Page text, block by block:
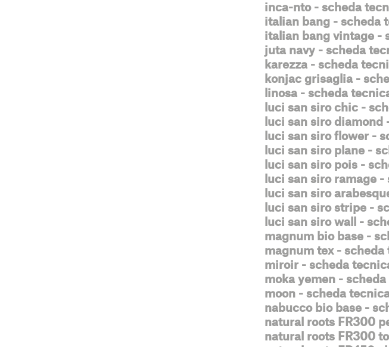
inca-nto - scheda
italian bang - scheda
italian bang vintage -
juta navy - scheda
karezza - scheda
konjac grisaglia -
linosa - scheda
luci san siro chic -
luci san siro diamond
luci san siro flower -
luci san siro plane -
luci san siro pois -
luci san siro ramage -
luci san siro
luci san siro stripe -
luci san siro wall -
magnum bio base -
magnum tex - scheda
miroir - scheda
moka yemen -
moon - scheda
nabucco bio base -
natural roots FR300
natural roots FR300